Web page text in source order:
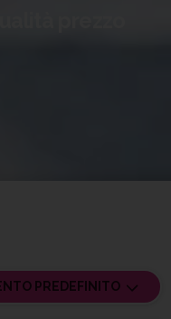
PREDEFINITO